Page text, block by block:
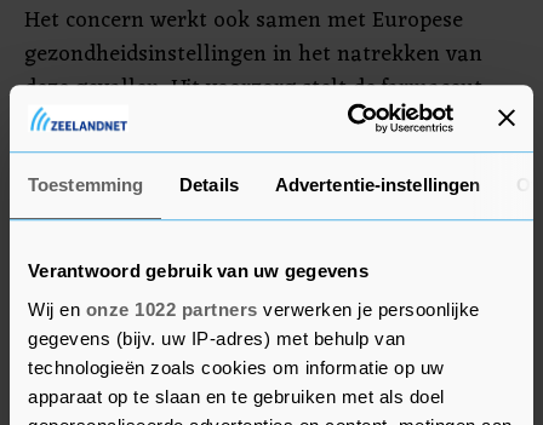
Toestemming Details Advertentie-instellingen
Verantwoord gebruik van uw gegevens
Wij en onze 1022 partners verwerken je persoonlijke
gegevens (bijv. uw IP-adres) met behulp van
technologieën zoals cookies om informatie op uw
apparaat op te slaan en te gebruiken met als doel
Het concern werkt ook samen met Europese
gezondheidsinstellingen in het natrekken van
deze gevallen. Uit voorzorg stelt de farmaceut
daarom de uitrol van het vaccin in Europa uit.
De CDC en FDA adviseren mensen die het vaccin
toegediend hebben gekregen en binnen drie
hoofdpijn, buikpijn, pijn in de benen of
kortademigheid, contact op te nemen met hun
zorgverlener.